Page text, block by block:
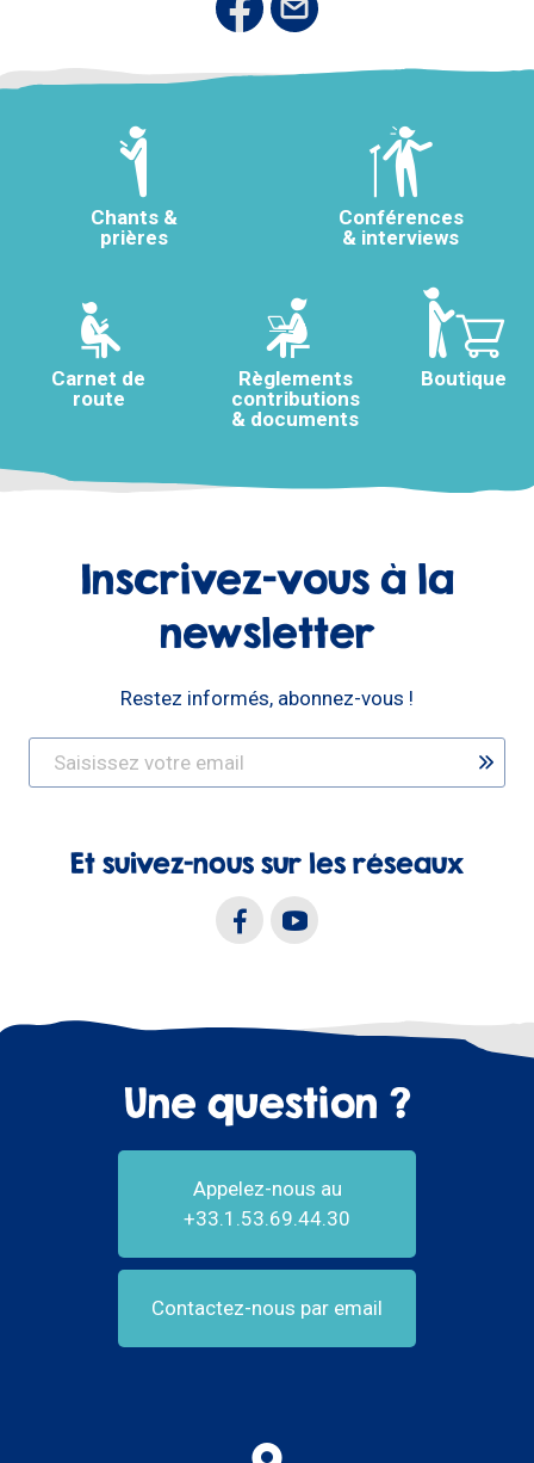
Chants &
prières
Conférences
& interviews
Carnet de
route
Règlements
contributions
& documents
Boutique
Inscrivez-vous à la
newsletter
Restez informés, abonnez-vous !
Et suivez-nous sur les réseaux
Une question ?
Appelez-nous au
+33.1.53.69.44.30
Contactez-nous par email